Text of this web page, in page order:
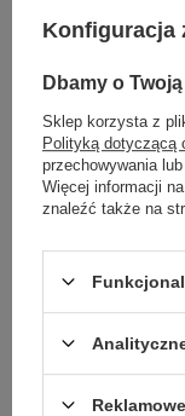
CHWILOWO
Kubek termiczny
Couture 420ml - Blonde
138,20 zł / szt.
Konfiguracja
Dbamy o
Sklep korzysta z
Polityką dotyczącą
przechowywania
Więcej informacji
znaleźć także na